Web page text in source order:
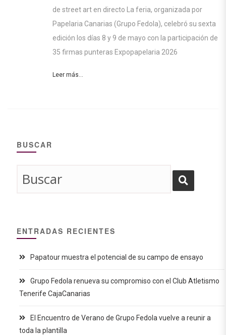
de street art en directo La feria, organizada por
Papelaria Canarias (Grupo Fedola), celebró su sexta
edición los días 8 y 9 de mayo con la participación de
35 firmas punteras Expopapelaria 2026
Leer más...
BUSCAR
ENTRADAS RECIENTES
Papatour muestra el potencial de su campo de ensayo
Grupo Fedola renueva su compromiso con el Club Atletismo
Tenerife CajaCanarias
El Encuentro de Verano de Grupo Fedola vuelve a reunir a
toda la plantilla